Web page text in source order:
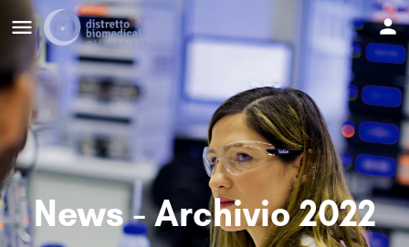
News - Archivio 2022